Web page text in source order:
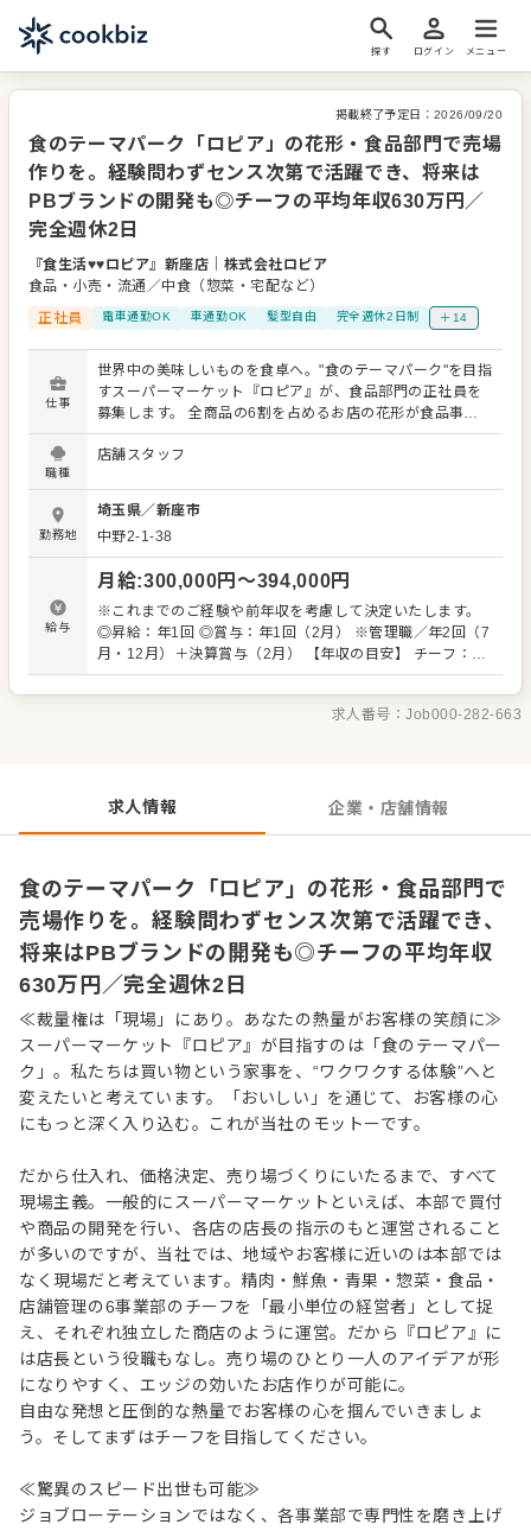
探す ログイン メニュー
掲載終了予定日： 2026/09/20
食のテーマパーク「ロピア」の花形・食品部門で売場
作りを。経験問わずセンス次第で活躍でき、将来は
PBブランドの開発も◎チーフの平均年収630万円／
完全週休2日
『食生活♥♥ロピア』新座店
株式会社ロピア
食品・小売・流通／中食（惣菜・宅配など）
正社員
電車通勤OK 車通勤OK 髪型自由 完全週休2日制 ＋14
仕事
世界中の美味しいものを食卓へ。"食のテーマパーク"を目指
すスーパーマーケット『ロピア』が、食品部門の正社員を
募集します。 全商品の6割を占めるお店の花形が食品事業
部。 「こんなふうにディスプレイすると面白いかも」 「販
促ポップはこれでどう？」 お客様の「今日のお宝（お買い
くださる方なら大歓迎。知識・経験が浅くても、やる気や
アイデア次第で即、活躍出来ることが食品事業部の醍醐味
です。あなたのセンスを活かして、仲間とテーマパークの
クルーのようにお客様を盛り上げてください。 また経験の
ある方は、自由度高くご活躍できます。チーフ候補とし
て、仕入れから商品開発、売り場作りまで幅広い業務をお
任せします。将来、バイヤー業務担当になれば海外の展示
会に赴くチャンスも！ 「自分の色が出せる売場で勝負した
たい」という方との出会いを待ってます。 自らファンを増
やしていく、そんな「商売の原点」を当社で体感してくだ
ートブランドも考案できます） ・価格設定（店舗によって
価格が異なります） ・人材育成・採用 など
職種
店舗スタッフ
勤務地
埼玉県／新座市
中野2-1-38
給与
月給:300,000円〜394,000円
※これまでのご経験や前年収を考慮して決定いたします。
◎昇給：年1回 ◎賞与：年1回（2月） ※管理職／年2回（7
月・12月）＋決算賞与（2月） 【年収の目安】 チーフ：平
均630万円 ※チーフ以上：700万円以上（平均年齢32歳）
※試用期間3ヶ月あり（期間中、条件変更なし） ※固定残
業代35時間分61,000円～80,300円を支給。超過分は別途支
求人番号：Job000-282-663
求人情報 企業・店舗情報
食のテーマパーク「ロピア」の花形・食品部門で
売場作りを。経験問わずセンス次第で活躍でき、
将来はPBブランドの開発も◎チーフの平均年収
630万円／完全週休2日
≪裁量権は「現場」にあり。あなたの熱量がお客様の笑顔に≫
スーパーマーケット『ロピア』が目指すのは「食のテーマパー
ク」。私たちは買い物という家事を、“ワクワクする体験”へと
変えたいと考えています。「おいしい」を通じて、お客様の心
にもっと深く入り込む。これが当社のモットーです。
だから仕入れ、価格決定、売り場づくりにいたるまで、すべて
現場主義。一般的にスーパーマーケットといえば、本部で買付
や商品の開発を行い、各店の店長の指示のもと運営されること
が多いのですが、当社では、地域やお客様に近いのは本部では
なく現場だと考えています。精肉・鮮魚・青果・惣菜・食品・
店舗管理の6事業部のチーフを「最小単位の経営者」として捉
え、それぞれ独立した商店のように運営。だから『ロピア』に
は店長という役職もなし。売り場のひとり一人のアイデアが形
になりやすく、エッジの効いたお店作りが可能に。
自由な発想と圧倒的な熱量でお客様の心を掴んでいきましょ
う。そしてまずはチーフを目指してください。
≪驚異のスピード出世も可能≫
ジョブローテーションではなく、各事業部で専門性を磨き上げ